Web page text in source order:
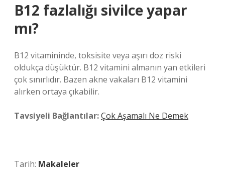
B12 fazlalığı sivilce yapar
mı?
B12 vitamininde, toksisite veya aşırı doz riski
oldukça düşüktür. B12 vitamini almanın yan etkileri
çok sınırlıdır. Bazen akne vakaları B12 vitamini
alırken ortaya çıkabilir.
Tavsiyeli Bağlantılar:Çok Aşamalı Ne Demek
Tarih: Makaleler